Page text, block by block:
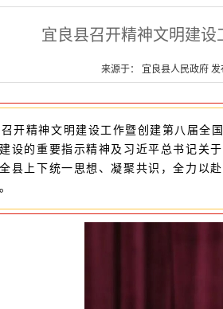
宜良县召开精神文明建
来源于： 宜良县人民政府
开精神文明建设工作暨创建第八届全
设的重要指示精神及习近平总书记关
县上下统一思想、凝聚共识，全力以